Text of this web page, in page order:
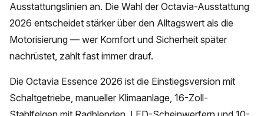
Ausstattungslinien an. Die Wahl der Octavia-Ausstattung
2026 entscheidet stärker über den Alltagswert als die
Motorisierung — wer Komfort und Sicherheit später
nachrüstet, zahlt fast immer drauf.
Die Octavia Essence 2026 ist die Einstiegsversion mit
Schaltgetriebe, manueller Klimaanlage, 16-Zoll-